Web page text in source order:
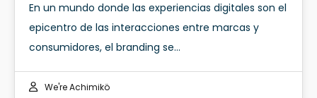
En un mundo donde las experiencias digitales son el
epicentro de las interacciones entre marcas y
consumidores, el branding se…
We're Achimikö